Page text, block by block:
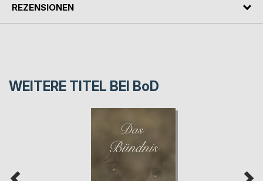
REZENSIONEN
WEITERE TITEL BEI BoD